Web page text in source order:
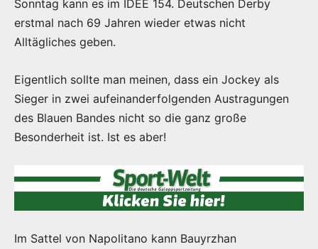
Sonntag kann es im IDEE 154. Deutschen Derby
erstmal nach 69 Jahren wieder etwas nicht
Alltägliches geben.
Eigentlich sollte man meinen, dass ein Jockey als
Sieger in zwei aufeinanderfolgenden Austragungen
des Blauen Bandes nicht so die ganz große
Besonderheit ist. Ist es aber!
Im Sattel von Napolitano kann Bauyrzhan